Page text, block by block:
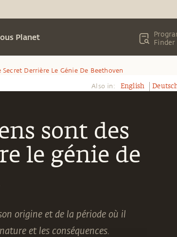
Planet
Finder
Secret Derrière Le Génie De Beethoven
Also in: English
sont des
le génie de
origine et de la période où il
et les conséquences.